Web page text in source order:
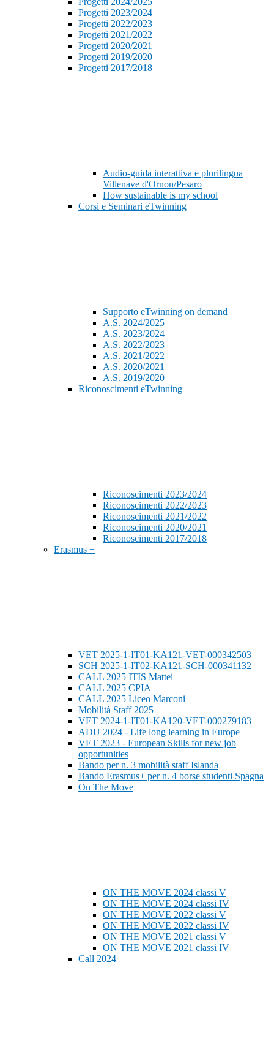
Progetti 2023/2024
Progetti 2022/2023
Progetti 2021/2022
Progetti 2020/2021
Progetti 2019/2020
Progetti 2017/2018
Audio-guida interattiva e plurilingua
Villenave d'Ornon/Pesaro
How sustainable is my school
Corsi e Seminari eTwinning
Supporto eTwinning on demand
A.S. 2024/2025
A.S. 2023/2024
A.S. 2022/2023
A.S. 2021/2022
A.S. 2020/2021
A.S. 2019/2020
Riconoscimenti eTwinning
Riconoscimenti 2023/2024
Riconoscimenti 2022/2023
Riconoscimenti 2021/2022
Riconoscimenti 2020/2021
Riconoscimenti 2017/2018
Erasmus +
VET 2025-1-IT01-KA121-VET-000342503
SCH 2025-1-IT02-KA121-SCH-000341132
CALL 2025 ITIS Mattei
CALL 2025 CPIA
CALL 2025 Liceo Marconi
Mobilità Staff 2025
VET 2024-1-IT01-KA120-VET-000279183
ADU 2024 - Life long learning in Europe
VET 2023 - European Skills for new job
opportunities
Bando per n. 3 mobilità staff Islanda
Bando Erasmus+ per n. 4 borse studenti Spagna
On The Move
ON THE MOVE 2024 classi V
ON THE MOVE 2024 classi IV
ON THE MOVE 2022 classi V
ON THE MOVE 2022 classi IV
ON THE MOVE 2021 classi V
ON THE MOVE 2021 classi IV
Call 2024